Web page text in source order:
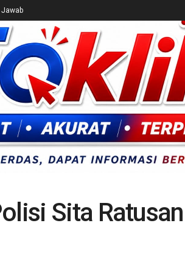
Jawab
ENTERTAINMENT BREAKING NEWS
Sita Ratusan